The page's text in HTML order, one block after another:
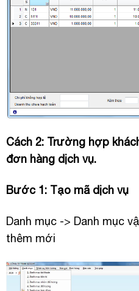
Cách 2: Trường hợp
đơn hàng dịch vụ.
Bước 1: Tạo mã dịch vụ
Danh mục -> Danh mục
thêm mới